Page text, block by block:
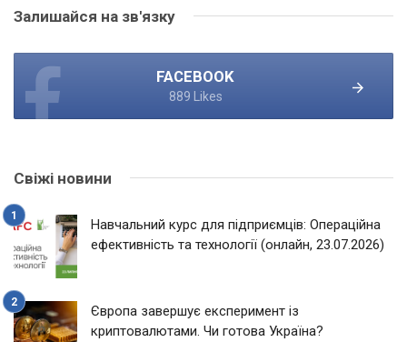
Залишайся на зв'язку
FACEBOOK
889 Likes
Свіжі новини
Навчальний курс для підприємців: Операційна
ефективність та технології (онлайн, 23.07.2026)
Європа завершує експеримент із
криптовалютами. Чи готова Україна?